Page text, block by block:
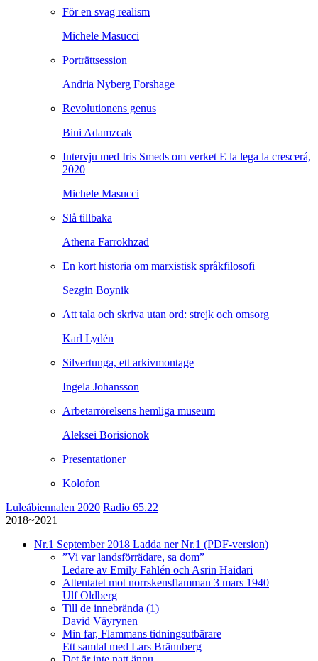
För en svag realism
Michele Masucci
Porträttsession
Andria Nyberg Forshage
Revolutionens genus
Bini Adamzcak
Intervju med Iris Smeds om verket E la lega la crescerá,
2020
Michele Masucci
Slå tillbaka
Athena Farrokhzad
En kort historia om marxistisk språkfilosofi
Sezgin Boynik
Att tala och skriva utan ord: strejk och omsorg
Karl Lydén
Silvertunga, ett arkivmontage
Ingela Johansson
Arbetarrörelsens hemliga museum
Aleksei Borisionok
Presentationer
Kolofon
Luleåbiennalen 2020 Radio 65.22
2018~2021
Nr.1 September 2018 Ladda ner Nr.1 (PDF-version)
”Vi var landsförrädare, sa dom”
Ledare av Emily Fahlén och Asrin Haidari
Attentatet mot norrskensflamman 3 mars 1940
Ulf Oldberg
Till de innebrända (1)
David Väyrynen
Min far, Flammans tidningsutbärare
Ett samtal med Lars Brännberg